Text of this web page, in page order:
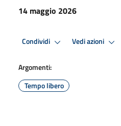
14 maggio 2026
Condividi Vedi azioni
Argomenti:
Tempo libero